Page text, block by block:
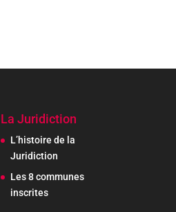
La Juridiction
L’histoire de la
Juridiction
Les 8 communes
inscrites